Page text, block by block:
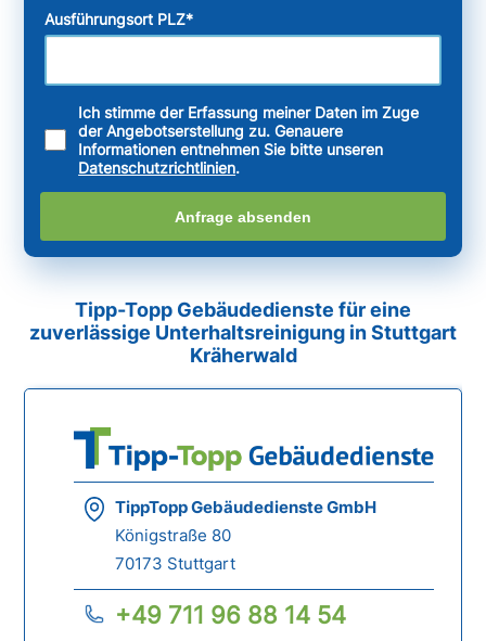
Ausführungsort PLZ*
Ich stimme der Erfassung meiner Daten im Zuge
der Angebotserstellung zu. Genauere
Informationen entnehmen Sie bitte unseren
Datenschutzrichtlinien.
Anfrage absenden
Tipp-Topp Gebäudedienste für eine
zuverlässige Unterhaltsreinigung in Stuttgart
Kräherwald
TippTopp Gebäudedienste GmbH
Königstraße 80
70173 Stuttgart
+49 711 96 88 14 54